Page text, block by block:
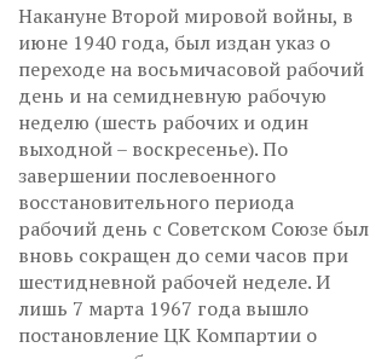
Накануне Второй мировой войны, в
июне 1940 года, был издан указ о
переходе на восьмичасовой рабочий
день и на семидневную рабочую
неделю (шесть рабочих и один
выходной – воскресенье). По
завершении послевоенного
восстановительного периода
рабочий день с Советском Союзе был
вновь сокращен до семи часов при
шестидневной рабочей неделе. И
лишь 7 марта 1967 года вышло
постановление ЦК Компартии о